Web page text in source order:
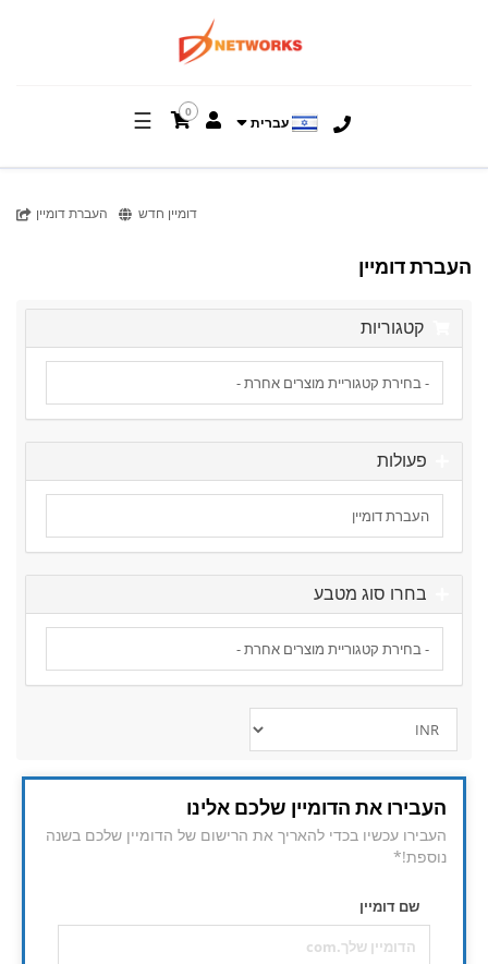
עברית
0
☰
דומיין חדש העברת דומיין
העברת דומיין
קטגוריות
פעולות
בחרו סוג מטבע
העבירו את הדומיין שלכם אלינו
העבירו עכשיו בכדי להאריך את הרישום של הדומיין שלכם בשנה
נוספת!*
שם דומיין